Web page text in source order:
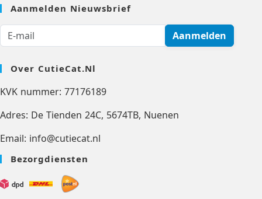
Aanmelden Nieuwsbrief
Aanmelden
Over CutieCat.nl
KVK nummer: 77176189
Adres: De Tienden 24C, 5674TB, Nuenen
Email: info@cutiecat.nl
Bezorgdiensten